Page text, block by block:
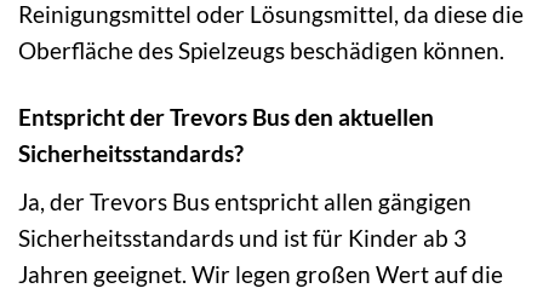
Reinigungsmittel oder Lösungsmittel, da diese die
Oberfläche des Spielzeugs beschädigen können.
Entspricht der Trevors Bus den aktuellen
Sicherheitsstandards?
Ja, der Trevors Bus entspricht allen gängigen
Sicherheitsstandards und ist für Kinder ab 3
Jahren geeignet. Wir legen großen Wert auf die